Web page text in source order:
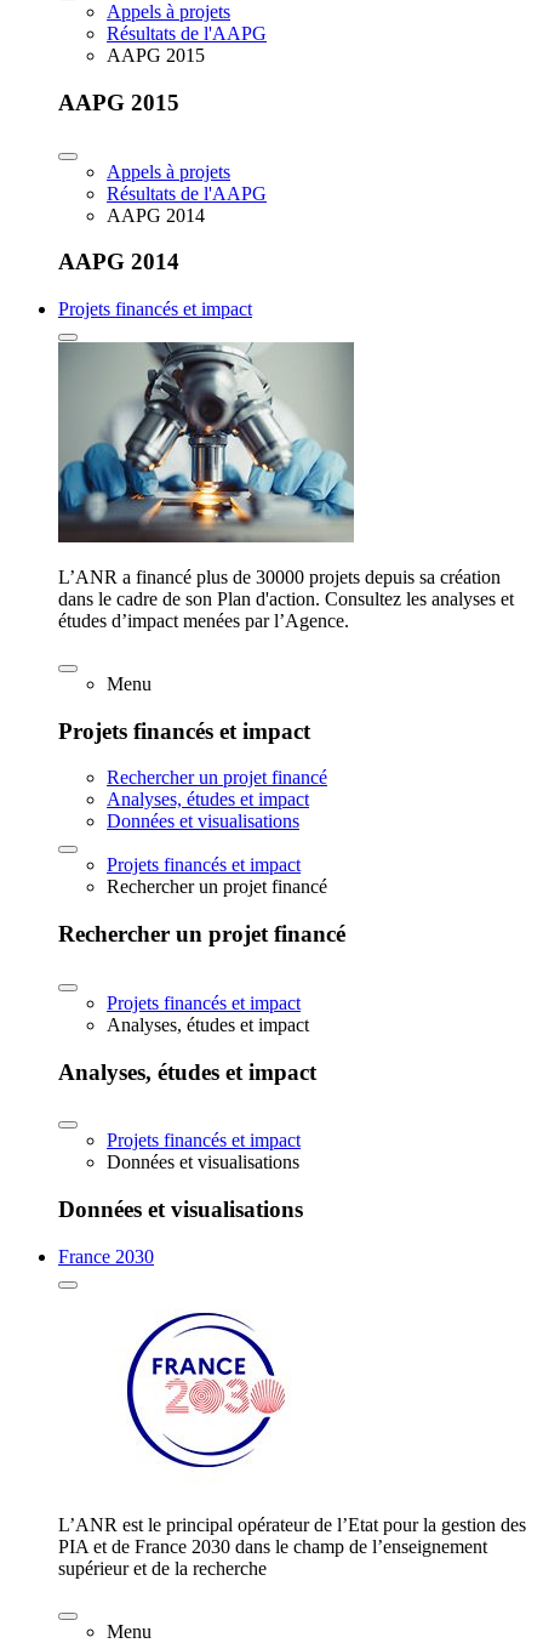
Appels à projets
Résultats de l'AAPG
AAPG 2015
AAPG 2015
Appels à projets
Résultats de l'AAPG
AAPG 2014
AAPG 2014
Projets financés et impact
L’ANR a financé plus de 30000 projets depuis sa création
dans le cadre de son Plan d'action. Consultez les analyses et
études d’impact menées par l’Agence.
Menu
Projets financés et impact
Rechercher un projet financé
Analyses, études et impact
Données et visualisations
Projets financés et impact
Rechercher un projet financé
Rechercher un projet financé
Projets financés et impact
Analyses, études et impact
Analyses, études et impact
Projets financés et impact
Données et visualisations
Données et visualisations
France 2030
L’ANR est le principal opérateur de l’Etat pour la gestion des
PIA et de France 2030 dans le champ de l’enseignement
supérieur et de la recherche
Menu